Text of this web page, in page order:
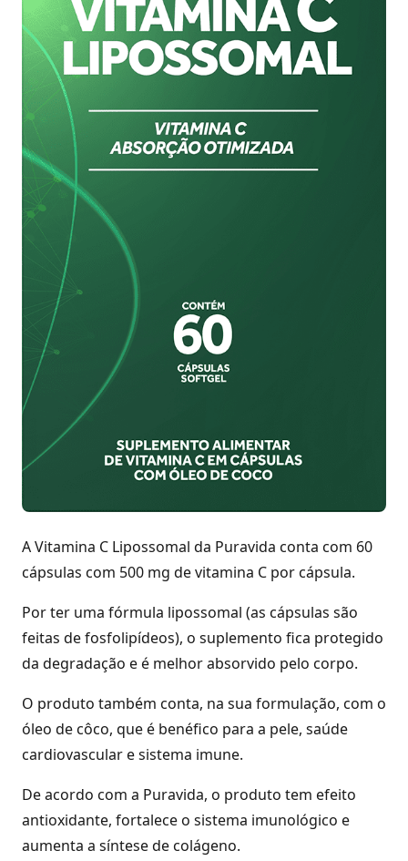
A Vitamina C Lipossomal da Puravida conta com 60
cápsulas com 500 mg de vitamina C por cápsula.
Por ter uma fórmula lipossomal (as cápsulas são
feitas de fosfolipídeos), o suplemento fica protegido
da degradação e é melhor absorvido pelo corpo.
O produto também conta, na sua formulação, com o
óleo de côco, que é benéfico para a pele, saúde
cardiovascular e sistema imune.
De acordo com a Puravida, o produto tem efeito
antioxidante, fortalece o sistema imunológico e
aumenta a síntese de colágeno.